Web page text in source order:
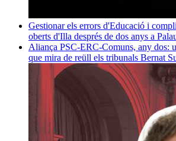
Gestionar els errors d'Educació i
oberts d'Illa després de dos anys a
Aliança PSC-ERC-Comuns, any dos:
que mira de reüll els tribunals Bernat